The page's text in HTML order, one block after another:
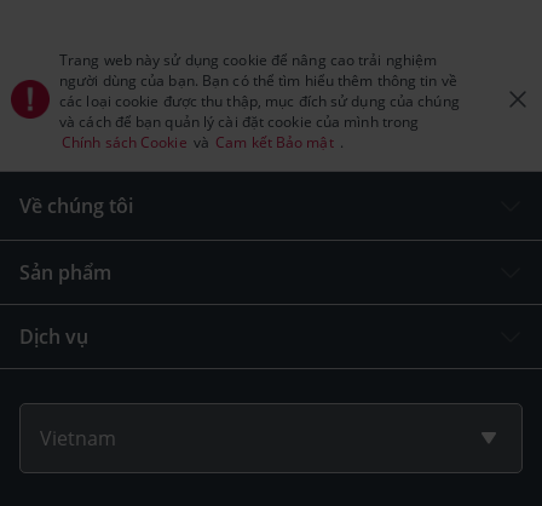
Trang web này sử dụng cookie để nâng cao trải nghiệm
người dùng của bạn. Bạn có thể tìm hiểu thêm thông tin về
các loại cookie được thu thập, mục đích sử dụng của chúng
và cách để bạn quản lý cài đặt cookie của mình trong
Chính sách Cookie và Cam kết Bảo mật .
Về chúng tôi
Sản phẩm
Dịch vụ
Vietnam